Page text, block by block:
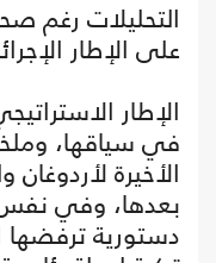
التحليلات رغم
على الإطار
الإطار
في سياقها،
الأخيرة
بعدها، وفي
دستورية